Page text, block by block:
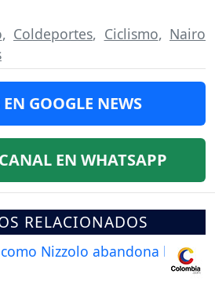
, Coldeportes, Ciclismo, Nairo
GOOGLE NEWS
EN WHATSAPP
RELACIONADOS